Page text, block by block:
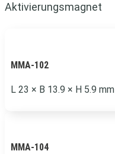
Aktivierungsmagnet
MMA-102
L 23 × B 13.9 × H 5.9 mm
MMA-104